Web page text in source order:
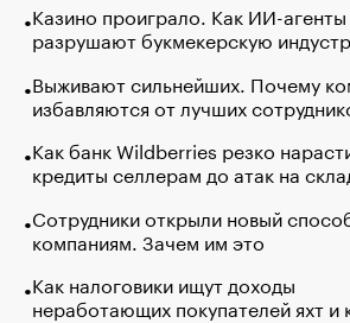
Казино проиграло. Как ИИ-агенты
разрушают букмекерскую
Выживают сильнейших. Почему
избавляются от лучших
Как банк Wildberries резко
кредиты селлерам до атак на
Сотрудники открыли новый
компаниям. Зачем им это
Как налоговики ищут доходы
неработающих покупателей яхт и